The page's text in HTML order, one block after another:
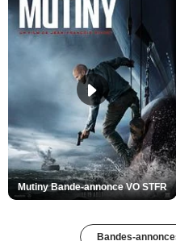
Mutiny Bande-annonce VO STFR
Bandes-